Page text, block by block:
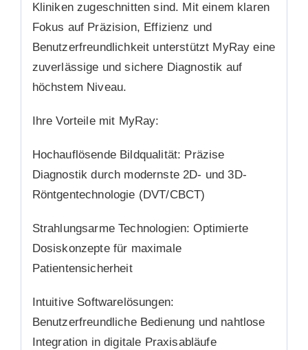
Kliniken zugeschnitten sind. Mit einem klaren
Fokus auf Präzision, Effizienz und
Benutzerfreundlichkeit unterstützt MyRay eine
zuverlässige und sichere Diagnostik auf
höchstem Niveau.
Ihre Vorteile mit MyRay:
Hochauflösende Bildqualität: Präzise
Diagnostik durch modernste 2D- und 3D-
Röntgentechnologie (DVT/CBCT)
Strahlungsarme Technologien: Optimierte
Dosiskonzepte für maximale
Patientensicherheit
Intuitive Softwarelösungen:
Benutzerfreundliche Bedienung und nahtlose
Integration in digitale Praxisabläufe